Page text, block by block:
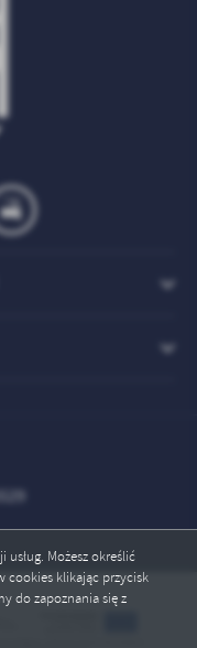
Możesz określić
cookies klikając przycisk
do zapoznania się z